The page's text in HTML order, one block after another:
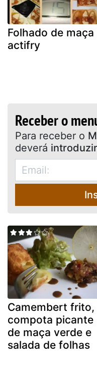
Folhado de maça
actifry
Receber o
Para receber o
deverá
Camembert frito,
compota picante
de maça verde e
salada de folhas